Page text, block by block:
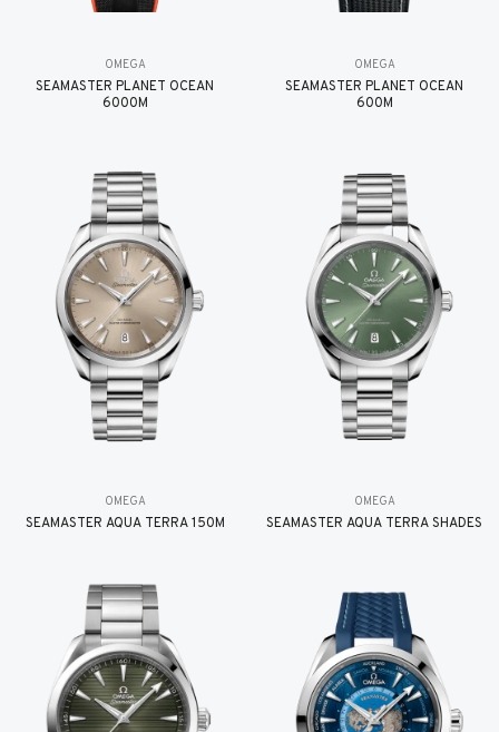
OMEGA
SEAMASTER PLANET OCEAN
6000M
OMEGA
SEAMASTER PLANET OCEAN
600M
OMEGA
SEAMASTER AQUA TERRA 150M
OMEGA
SEAMASTER AQUA TERRA SHADES